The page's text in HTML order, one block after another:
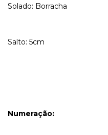
Solado: Borracha
Salto: 5cm
Numeração: